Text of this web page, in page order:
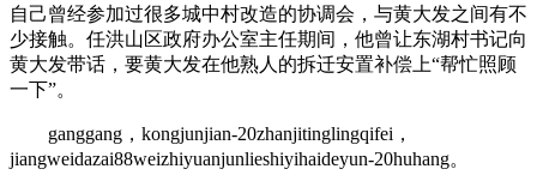
自己曾经参加过很多城中村改造的协调会，与黄大发之间有不
少接触。任洪山区政府办公室主任期间，他曾让东湖村书记向
黄大发带话，要黄大发在他熟人的拆迁安置补偿上“帮忙照顾
一下”。
ganggang，kongjunjian-20zhanjitinglingqifei，
jiangweidazai88weizhiyuanjunlieshiyihaideyun-20huhang。